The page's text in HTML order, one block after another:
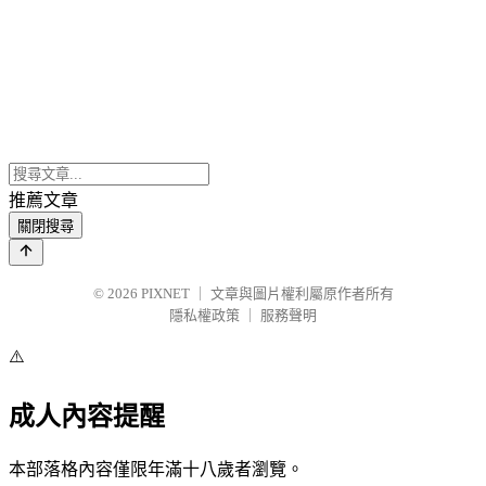
推薦文章
關閉搜尋
© 2026 PIXNET
文章與圖片權利屬原作者所有
隱私權政策
服務聲明
⚠️
成人內容提醒
本部落格內容僅限年滿十八歲者瀏覽。